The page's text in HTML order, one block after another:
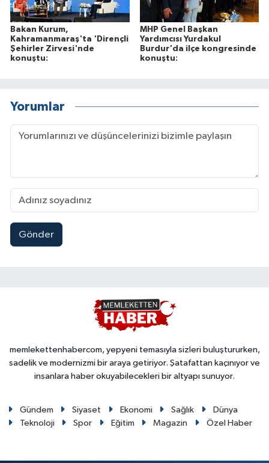
Bakan Kurum,
Kahramanmaraş'ta 'Dirençli
Şehirler Zirvesi'nde
konuştu:
MHP Genel Başkan
Yardımcısı Yurdakul
Burdur'da ilçe kongresinde
konuştu:
Yorumlar
Gönder
memlekettenhabercom, yepyeni temasıyla sizleri buluştururken,
sadelik ve modernizmi bir araya getiriyor. Şatafattan kaçınıyor ve
insanlara haber okuyabilecekleri bir altyapı sunuyor.
Gündem Siyaset Ekonomi Sağlık
Dünya
Teknoloji
Spor Eğitim Magazin Özel Haber